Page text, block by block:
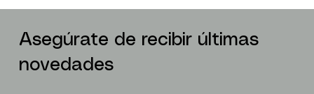
Asegúrate de recibir últimas
novedades